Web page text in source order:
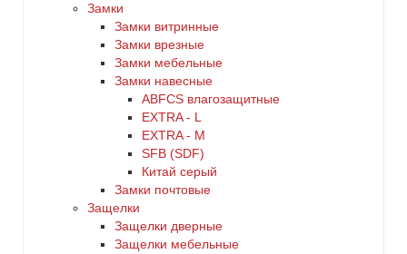
Замки
Замки витринные
Замки врезные
Замки мебельные
Замки навесные
ABFCS влагозащитные
EXTRA - L
EXTRA - М
SFB (SDF)
Китай серый
Замки почтовые
Защелки
Защелки дверные
Защелки мебельные